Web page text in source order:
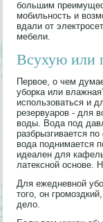
большим
мобильность и
вдали от
мебели.
Всухую или
Первое, о чем
уборка или
использоваться и
резервуаров - для
воды. Вода под
разбрызгивается
вода поднимается
идеален для
латексной основе.
Для ежедневной
того, он
дело.